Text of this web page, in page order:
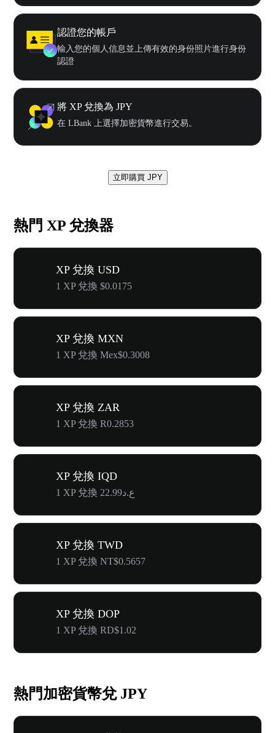
認證您的帳戶
輸入您的個人信息並上傳有效的身份照片進行身份
認證
將 XP 兌換為 JPY
在 LBank 上選擇加密貨幣進行交易。
立即購買 JPY
熱門 XP 兌換器
XP 兌換 USD
1 XP 兌換 $0.0175
XP 兌換 MXN
1 XP 兌換 Mex$0.3008
XP 兌換 ZAR
1 XP 兌換 R0.2853
XP 兌換 IQD
1 XP 兌換 ع.د22.99
XP 兌換 TWD
1 XP 兌換 NT$0.5657
XP 兌換 DOP
1 XP 兌換 RD$1.02
熱門加密貨幣兌 JPY